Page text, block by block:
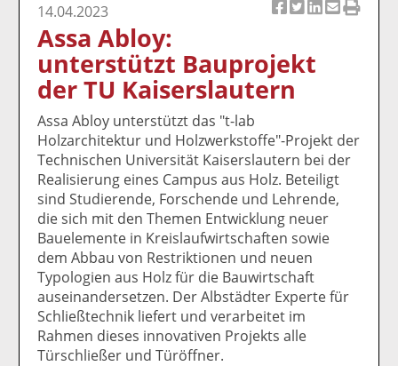
k
el
a
F
ac
e
b
o
o
k
te
il
e
n
k
el
t
tt
er
n
k
Li
n
k
e
di
n
te
il
e
E
m
ai
l
v
er
d
ck
e
14.04.2023
Assa Abloy:
unterstützt Bauprojekt
der TU Kaiserslautern
Assa Abloy unterstützt das "t-lab
Holzarchitektur und Holzwerkstoffe"-Projekt der
Technischen Universität Kaiserslautern bei der
Realisierung eines Campus aus Holz. Beteiligt
sind Studierende, Forschende und Lehrende,
die sich mit den Themen Entwicklung neuer
Bauelemente in Kreislaufwirtschaften sowie
dem Abbau von Restriktionen und neuen
Typologien aus Holz für die Bauwirtschaft
auseinandersetzen. Der Albstädter Experte für
Schließtechnik liefert und verarbeitet im
Rahmen dieses innovativen Projekts alle
Türschließer und Türöffner.